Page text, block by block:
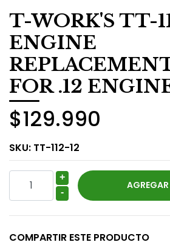
T-WORK'S TT-
ENGINE
FOR .12
$129.990
SKU: TT-112-12
+
-
COMPARTIR ESTE PRODUCTO